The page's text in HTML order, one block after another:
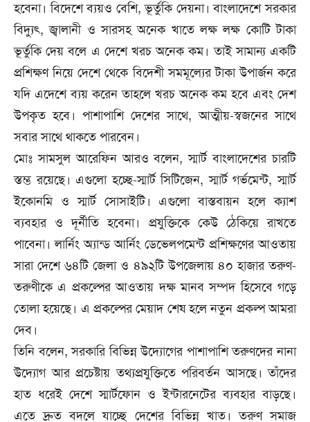
হবেনা। বিদেশে ব্যয়ও বেশি, ভূর্তুকি দেয়না। বাংলাদেশে সরকার
বিদ্যুৎ, জ্বালানী ও সারসহ অনেক খাতে লক্ষ লক্ষ কোটি টাকা
ভূর্তুকি দেয় বলে এ দেশে খরচ অনেক কম। তাই সামান্য একটি
প্রশিক্ষণ নিয়ে দেশে থেকে বিদেশী সমমূল্যের টাকা উপার্জন করে
যদি এদেশে ব্যয় করেন তাহলে খরচ অনেক কম হবে এবং দেশ
উপকৃত হবে। পাশাপাশি দেশের সাথে, আত্মীয়-স্বজনের সাথে
সবার সাথে থাকতে পারবেন।
মোঃ সামসুল আরেফিন আরও বলেন, স্মার্ট বাংলাদেশের চারটি
স্তম্ভ রয়েছে। এগুলো হচ্ছে-স্মার্ট সিটিজেন, স্মার্ট গর্ভমেন্ট, স্মার্ট
ইকোনমি ও স্মার্ট সোসাইটি। এগুলো বাস্তবায়ন হলে ক্যাশ
ব্যবহার ও দূর্নীতি হবেনা। প্রযুক্তিকে কেউ ঠেকিয়ে রাখতে
পাবেনা। লার্নিং অ্যান্ড আর্নিং ডেভেলপমেন্ট প্রশিক্ষণের আওতায়
সারা দেশে ৬৪টি জেলা ও ৪৯২টি উপজেলায় ৪০ হাজার তরুণ-
তরুণীকে এ প্রকল্পের আওতায় দক্ষ মানব সম্পদ হিসেবে গড়ে
তোলা হয়েছে। এ প্রকল্পের মেয়াদ শেষ হলে নতুন প্রকল্প আমরা
দেব।
তিনি বলেন, সরকারি বিভিন্ন উদ্যোগের পাশাপাশি তরুণদের নানা
উদ্যোগ আর প্রচেষ্টায় তথ্যপ্রযুক্তিতে পরিবর্তন আসছে। তাঁদের
হাত ধরেই দেশে স্মার্টফোন ও ইন্টারনেটের ব্যবহার বাড়ছে।
এতে দ্রুত বদলে যাচ্ছে দেশের বিভিন্ন খাত। তরুণ সমাজ